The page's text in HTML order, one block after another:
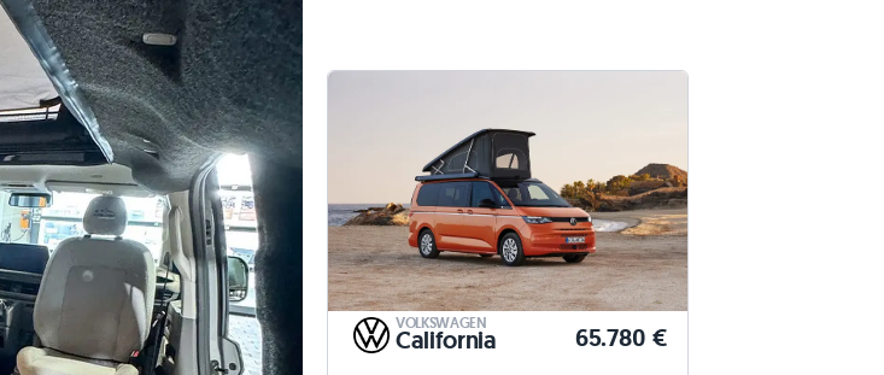
VOLKSWAGEN
California 65.780 €